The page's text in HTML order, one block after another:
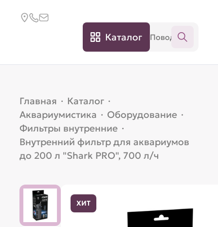
Каталог
Главная · Каталог ·
Аквариумистика · Оборудование ·
Фильтры внутренние ·
Внутренний фильтр для аквариумов
до 200 л "Shark PRO", 700 л/ч
ХИТ